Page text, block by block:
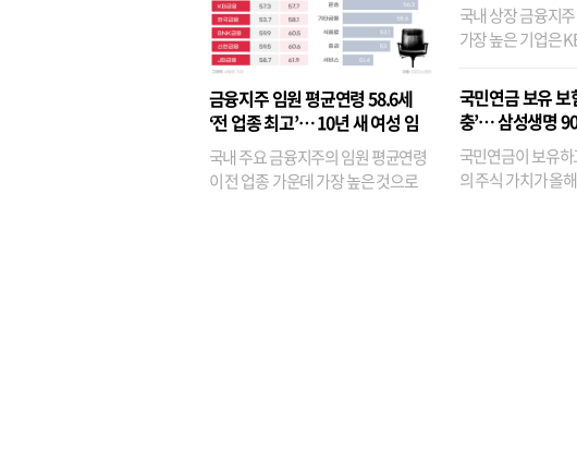
금융지주 임원 평균연령 58.6세
‘전 업종 최고’… 10년 새 여성 임
원은 14배 껑충
국내 주요 금융지주의 임원 평균연령
이 전 업종 가운데 가장 높은 것으로
국내 상장 금융지
가장 높은 기업은
융이었다. 특히 KB
기관투자자 지분율
국민연금 보유 보
충’… 삼성생명
국민연금이 보유
의 주식 가치가 올